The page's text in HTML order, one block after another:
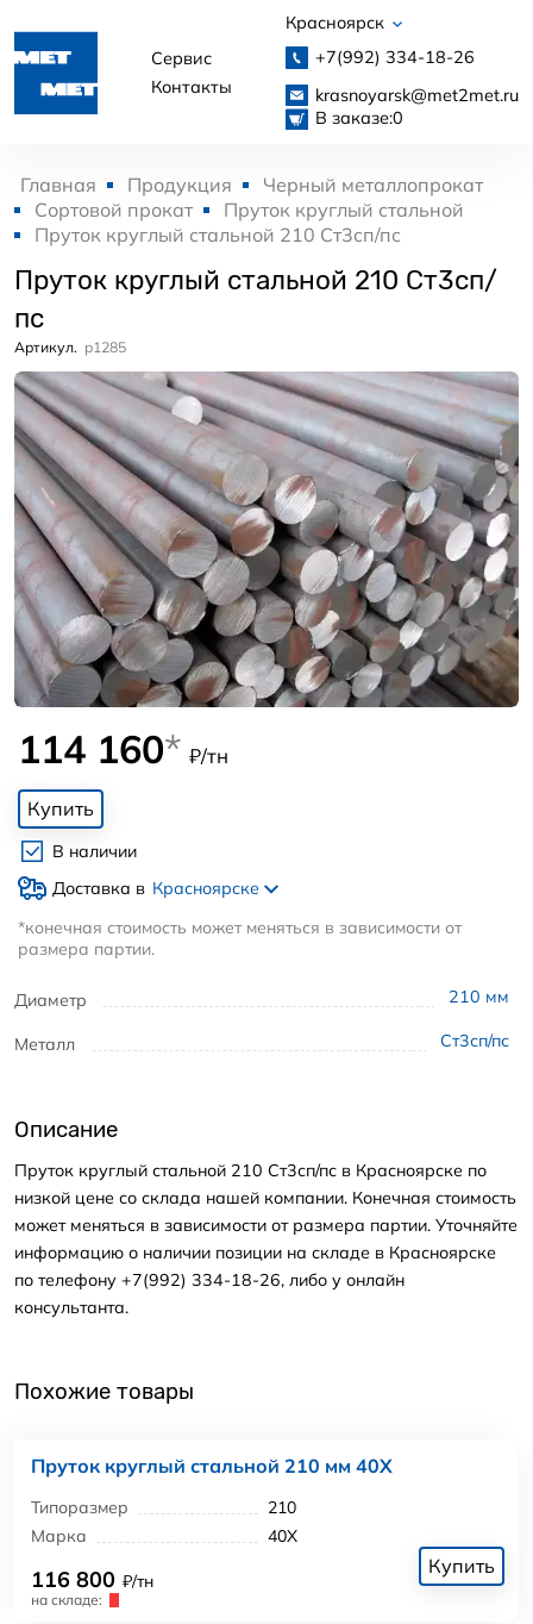
Сервис
Контакты
Красноярск
+7(992) 334-18-26
krasnoyarsk@met2met.ru
В заказе:0
Главная Продукция
Черный металлопрокат
Сортовой прокат
Пруток круглый стальной
Пруток круглый стальной 210 Ст3сп/пс
Пруток круглый стальной 210 Ст3сп/
пс
Артикул. p1285
Диаметр 210 мм
Металл Ст3сп/пс
114 160* ₽/тн
Купить
В наличии
Доставка в Красноярске
*конечная стоимость может меняться в зависимости от
размера партии.
Описание
Пруток круглый стальной 210 Ст3сп/пс в Красноярске по
низкой цене со склада нашей компании. Конечная стоимость
может меняться в зависимости от размера партии. Уточняйте
информацию о наличии позиции на складе в Красноярске
по телефону +7(992) 334-18-26, либо у онлайн
консультанта.
Похожие товары
Пруток круглый стальной 210 мм 40Х
Типоразмер
210
Марка
40Х
116 800 ₽/тн
на складе:
Купить